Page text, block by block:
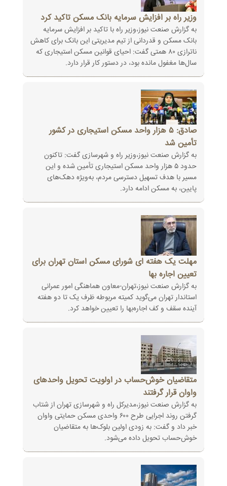
وزیر راه بر افزایش سرمایه بانک مسکن تاکید کرد
به گزارش صنعت نیوز،وزیر راه با تاکید بر افزایش سرمایه
بانک مسکن و قدردانی از تیم مدیریتی این بانک برای کاهش
ناترازی ۸۰ همتی گفت: احیای قوانین مسکن استیجاری که
سال‌ها مغفول مانده بود، در دستور کار قرار دارد.
صادق: ۵ هزار واحد مسکن استیجاری در کشور
تأمین شد
به گزارش صنعت نیوز،وزیر راه و شهرسازی گفت: تاکنون
حدود ۵ هزار واحد مسکن استیجاری تأمین شده و این
مسیر با هدف تسهیل دسترسی مردم، به‌ویژه دهک‌های
پایین، به مسکن ادامه دارد.
مهلت یک هفته ای شورای مسکن استان تهران برای
تعیین اجاره بها
به گزارش صنعت نیوز،تهران-معاون هماهنگی امور عمرانی
استاندار تهران می‌گوید کمیته مربوطه ظرف یک تا دو هفته
آینده سقف و کف اجاره‌بها را تعیین خواهد کرد.
متقاضیان خوش‌حساب در اولویت تحویل واحدهای
واوان قرار گرفتند
به گزارش صنعت نیوز،مدیرکل راه و شهرسازی تهران از شتاب
گرفتن روند اجرایی طرح ۶۰۰ واحدی مسکن حمایتی واوان
خبر داد و گفت: به زودی اولین بلوک‌ها به متقاضیان
خوش‌حساب تحویل داده می‌شود.